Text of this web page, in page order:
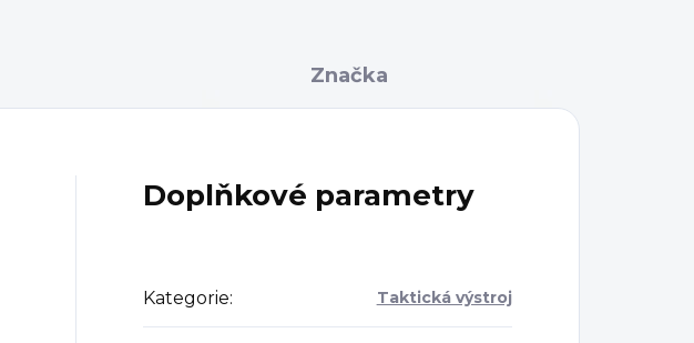
Značka
Doplňkové parametry
Kategorie: Taktická výstroj